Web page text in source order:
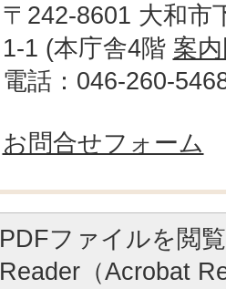
〒242-8601 大和市
1-1 (本庁舎4階 案
電話：046-260-
お問合せフォーム
PDFファイルを閲
Reader（Acrobat